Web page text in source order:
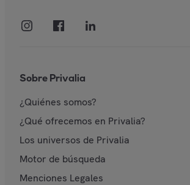
Sobre Privalia
¿Quiénes somos?
¿Qué ofrecemos en Privalia?
Los universos de Privalia
Motor de búsqueda
Menciones Legales